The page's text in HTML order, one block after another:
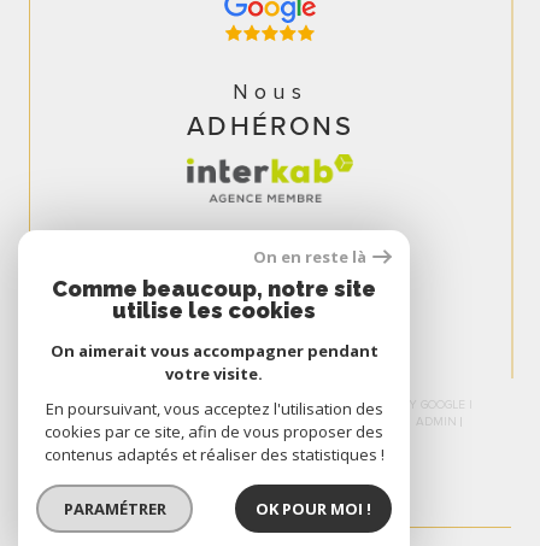
Nous
ADHÉRONS
© 2026 | TOUS DROITS RÉSERVÉS | TRADUCTION POWERED BY GOOGLE |
NOS HONORAIRES
PLAN DU SITE
ADMIN
NOS LIENS
POLITIQUE RGPD COOKIES
On en reste là
Comme beaucoup, notre site
utilise les cookies
On aimerait vous accompagner pendant
votre visite.
En poursuivant, vous acceptez l'utilisation des
cookies par ce site, afin de vous proposer des
contenus adaptés et réaliser des statistiques !
PARAMÉTRER OK POUR MOI !